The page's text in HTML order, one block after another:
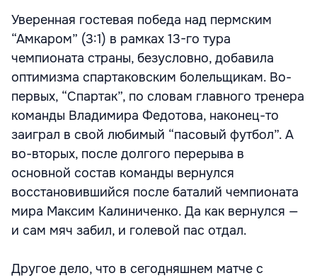
Уверенная гостевая победа над пермским
“Амкаром” (3:1) в рамках 13-го тура
чемпионата страны, безусловно, добавила
оптимизма спартаковским болельщикам. Во-
первых, “Спартак”, по словам главного тренера
команды Владимира Федотова, наконец-то
заиграл в свой любимый “пасовый футбол”. А
во-вторых, после долгого перерыва в
основной состав команды вернулся
восстановившийся после баталий чемпионата
мира Максим Калиниченко. Да как вернулся —
и сам мяч забил, и голевой пас отдал.
Другое дело, что в сегодняшнем матче с